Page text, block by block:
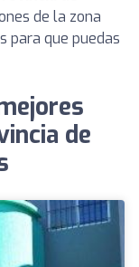
de la zona
para que puedas
de